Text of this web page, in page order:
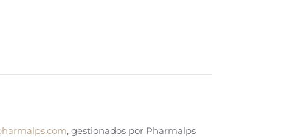
, gestionados por Pharmalps